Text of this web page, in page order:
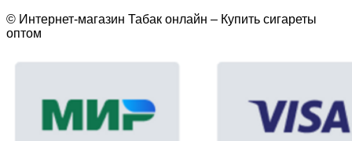
© Интернет-магазин Табак онлайн – Купить сигареты
оптом